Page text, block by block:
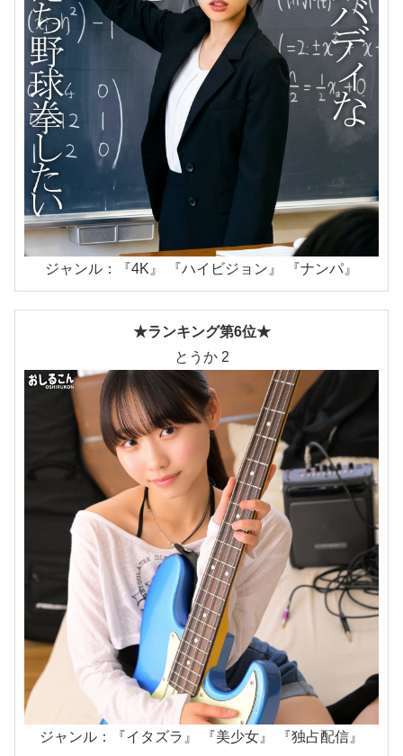
ジャンル：『4K』 『ハイビジョン』 『ナンパ』
★ランキング第6位★
とうか 2
ジャンル：『イタズラ』 『美少女』 『独占配信』